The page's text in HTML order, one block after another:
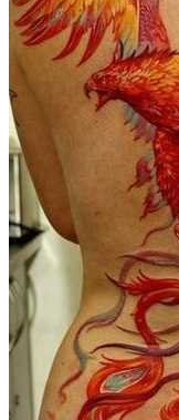
武汉老兵纹身微信
： 服务号：
文资讯！精美纹身
问千万素材的微官